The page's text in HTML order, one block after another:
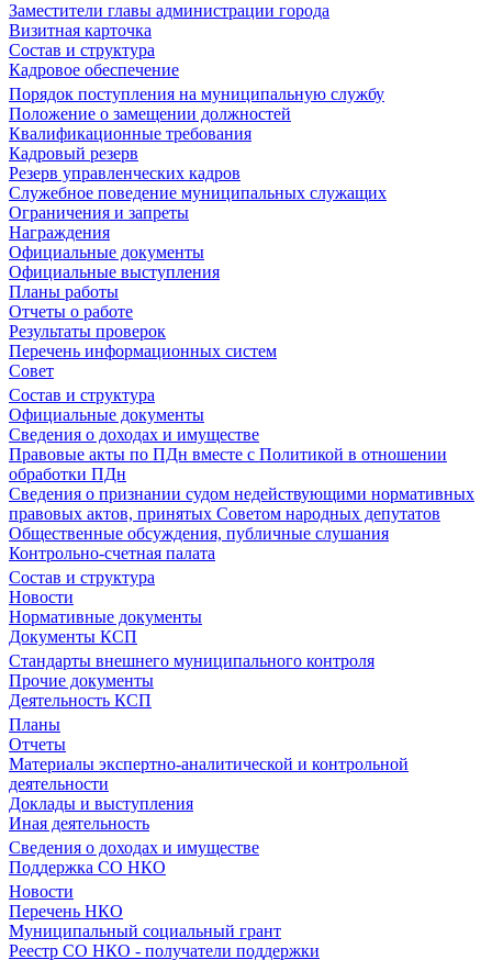
Заместители главы администрации города
Визитная карточка
Состав и структура
Кадровое обеспечение
Порядок поступления на муниципальную службу
Положение о замещении должностей
Квалификационные требования
Кадровый резерв
Резерв управленческих кадров
Служебное поведение муниципальных служащих
Ограничения и запреты
Награждения
Официальные документы
Официальные выступления
Планы работы
Отчеты о работе
Результаты проверок
Перечень информационных систем
Совет
Состав и структура
Официальные документы
Сведения о доходах и имуществе
Правовые акты по ПДн вместе с Политикой в отношении
обработки ПДн
Сведения о признании судом недействующими нормативных
правовых актов, принятых Советом народных депутатов
Общественные обсуждения, публичные слушания
Контрольно-счетная палата
Состав и структура
Новости
Нормативные документы
Документы КСП
Стандарты внешнего муниципального контроля
Прочие документы
Деятельность КСП
Планы
Отчеты
Материалы экспертно-аналитической и контрольной
деятельности
Доклады и выступления
Иная деятельность
Сведения о доходах и имуществе
Поддержка СО НКО
Новости
Перечень НКО
Муниципальный социальный грант
Реестр СО НКО - получатели поддержки